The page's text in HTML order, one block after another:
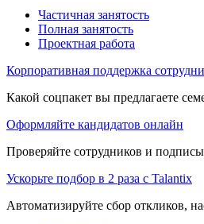
Частичная занятость
Полная занятость
Проектная работа
Корпоративная поддержка
Какой соцпакет вы предлагаете
Оформляйте кандидатов онлайн
Проверяйте сотрудников и
Ускорьте подбор в 2 раза с Talantix
Автоматизируйте сбор откликов,